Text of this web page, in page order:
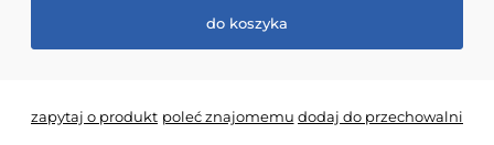
do koszyka
zapytaj o produkt poleć znajomemu dodaj do przechowalni